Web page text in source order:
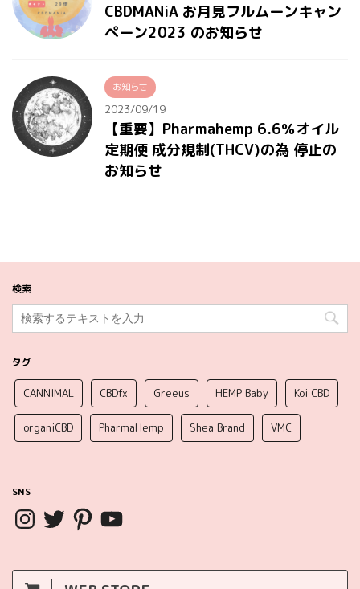
CBDMANiA お月見フルムーンキャン
ペーン2023 のお知らせ
お知らせ
2023/09/19
【重要】Pharmahemp 6.6％オイル
定期便 成分規制(THCV)の為 停止の
お知らせ
検索
タグ
CANNIMAL CBDfx Greeus HEMP Baby Koi CBD
organiCBD PharmaHemp Shea Brand VMC
SNS